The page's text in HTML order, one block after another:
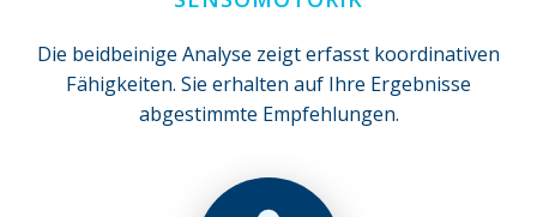
Die beidbeinige Analyse zeigt erfasst koordinativen
Fähigkeiten. Sie erhalten auf Ihre Ergebnisse
abgestimmte Empfehlungen.